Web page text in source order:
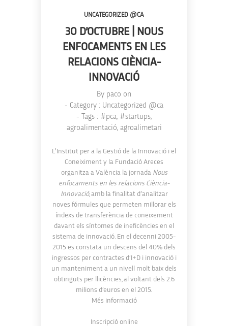
UNCATEGORIZED @CA
30 D’OCTUBRE | NOUS
ENFOCAMENTS EN LES
RELACIONS CIÈNCIA-
INNOVACIÓ
By paco on
- Category : Uncategorized @ca
- Tags : #pca, #startups,
agroalimentació, agroalimetari
L’Institut per a la Gestió de la Innovació i el
Coneiximent y la Fundació Areces
organitza a València la jornada Nous
enfocaments en les relacions Ciència-
Innovació, amb la finalitat d’analitzar
noves fórmules que permeten millorar els
índexs de transferència de coneixement
davant els síntomes de ineficències en el
sistema de innovació. En el decenni 2005-
2015 es constata un descens del 40% dels
ingressos per contractes d’I+D i innovació i
un manteniment a un nivell molt baix dels
obtinguts per llicències, al voltant dels 2.6
milions d’euros en el 2015.
Més informació
Inscripció online